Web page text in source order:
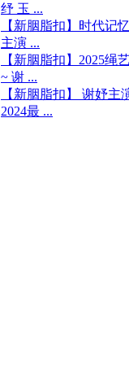
纾 玉 ...
【新胭脂扣】时代记
主演 ...
【新胭脂扣】2025绳
~ 谢 ...
【新胭脂扣】 谢妤主
2024最 ...